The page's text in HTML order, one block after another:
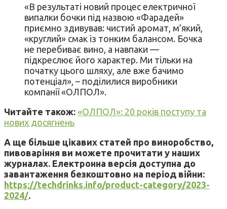
«В результаті новий процес електричної
випалки бочки під назвою «Фарадей»
приємно здивував: чистий аромат, м’який,
«круглий» смак із тонким балансом. Бочка
не перебиває вино, а навпаки —
підкреслює його характер. Ми тільки на
початку цього шляху, але вже бачимо
потенціал», – поділилися виробники
компанії «ОЛПОЛ».
Читайте також: «ОЛПОЛ»: 20 років поступу та
нових досягнень
А ще більше цікавих статей про виноробство,
пивоваріння ви можете прочитати у наших
журналах. Електронна версія доступна до
завантаження безкоштовно на період війни:
https://techdrinks.info/product-category/2023-
2024/.